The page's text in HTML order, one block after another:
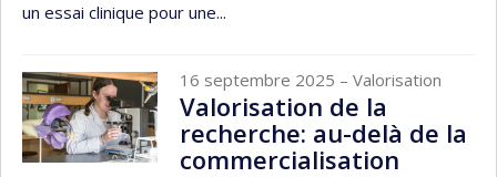
un essai clinique pour une...
16 septembre 2025 – Valorisation
Valorisation de la
recherche: au-delà de la
commercialisation